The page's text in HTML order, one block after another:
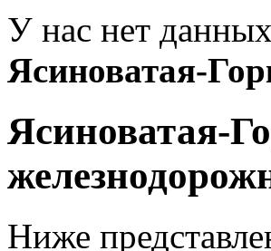
У нас нет
Ясиноватая-
Ясиноватая-
Ниже